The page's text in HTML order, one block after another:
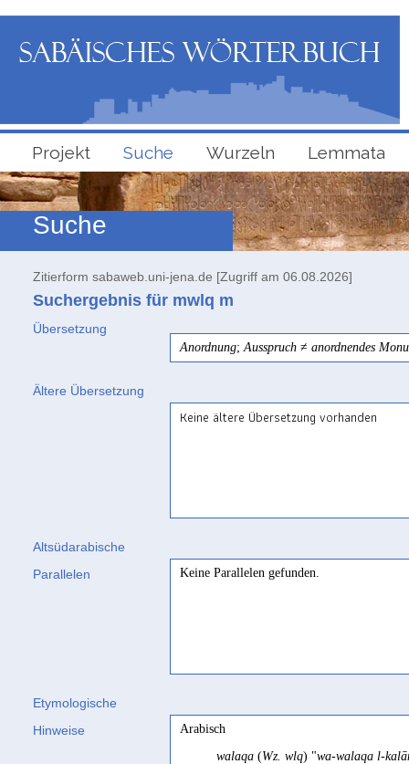
Projekt Suche Wurzeln Lemmata
Suche
Zitierform sabaweb.uni-jena.de [Zugriff am 06.08.2026]
Suchergebnis für mwlq m
Übersetzung
Anordnung;Ausspruch ≠ anordnendes
Ältere Übersetzung
Keine ältere Übersetzung vorhanden
Altsüdarabische
Parallelen
Keine Parallelen gefunden.
Etymologische
Hinweise
Arabisch
walaqa (Wz. wlq) "wa-walaqa l-